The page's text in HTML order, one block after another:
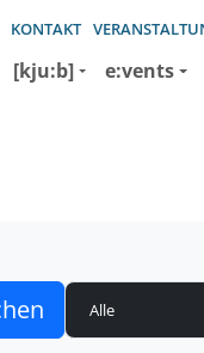
KONTAKT
[kju:b] e:vents